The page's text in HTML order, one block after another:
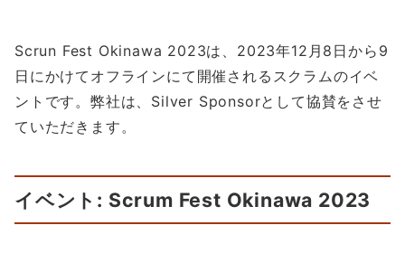
Scrun Fest Okinawa 2023は、2023年12月8日から9
日にかけてオフラインにて開催されるスクラムのイベ
ントです。弊社は、Silver Sponsorとして協賛をさせ
ていただきます。
イベント: Scrum Fest Okinawa 2023